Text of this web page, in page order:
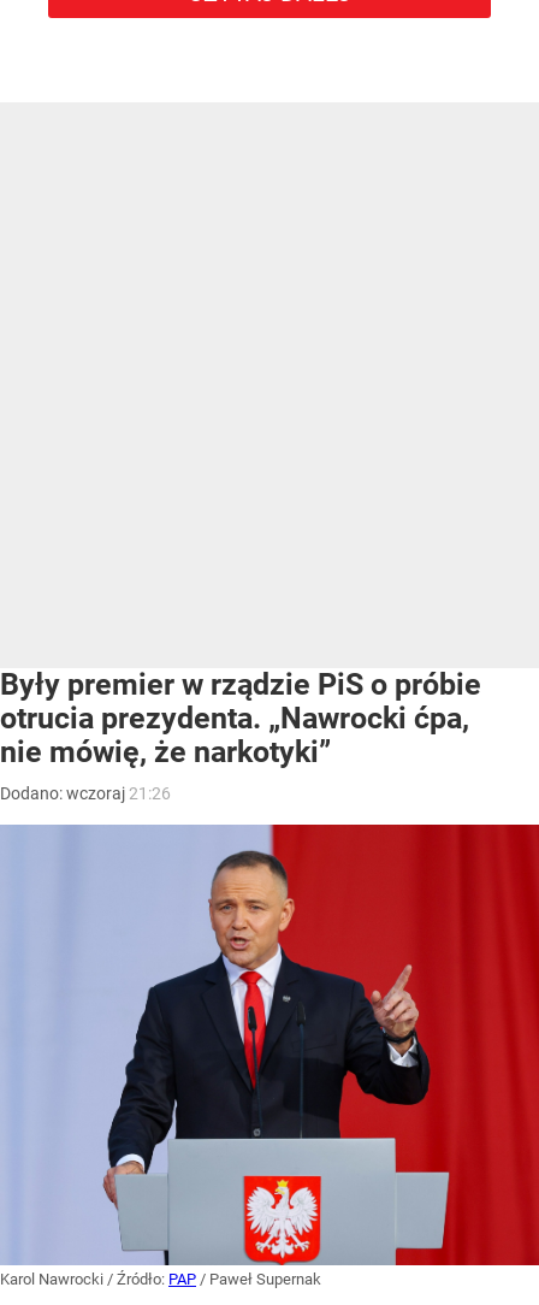
Były premier w rządzie PiS o próbie
otrucia prezydenta. „Nawrocki ćpa,
nie mówię, że narkotyki”
Dodano:wczoraj 21:26
Karol Nawrocki / Źródło: PAP / Paweł Supernak